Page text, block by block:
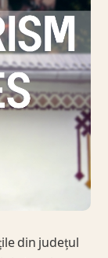
din județul